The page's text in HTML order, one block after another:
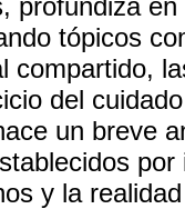
tópicos
compartido,
del
un breve
y la